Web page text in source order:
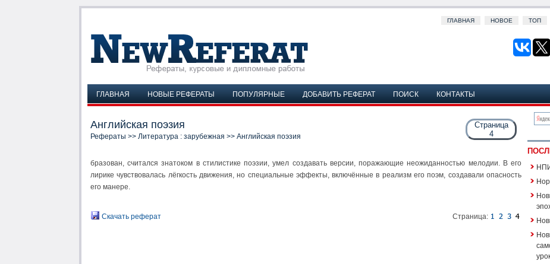
ГЛАВНАЯ НОВОЕ ТОП
ГЛАВНАЯ НОВЫЕ РЕФЕРАТЫ ПОПУЛЯРНЫЕ ДОБАВИТЬ РЕФЕРАТ ПОИСК КОНТАКТЫ
Страница
4
Английская поэзия
Рефераты >> Литература : зарубежная >> Английская поэзия
бразован, считался знатоком в стилистике поэзии, умел создавать версии, поражающие неожиданностью мелодии. В его
лирике чувствовалась лёгкость движения, но специальные эффекты, включённые в реализм его поэм, создавали опасность
его манере.
Скачать реферат Страница: